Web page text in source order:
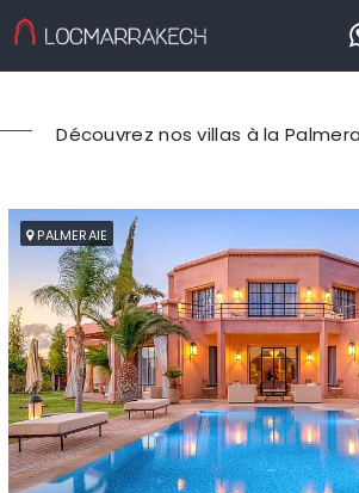
Découvrez nos villas à la
PALMERAIE